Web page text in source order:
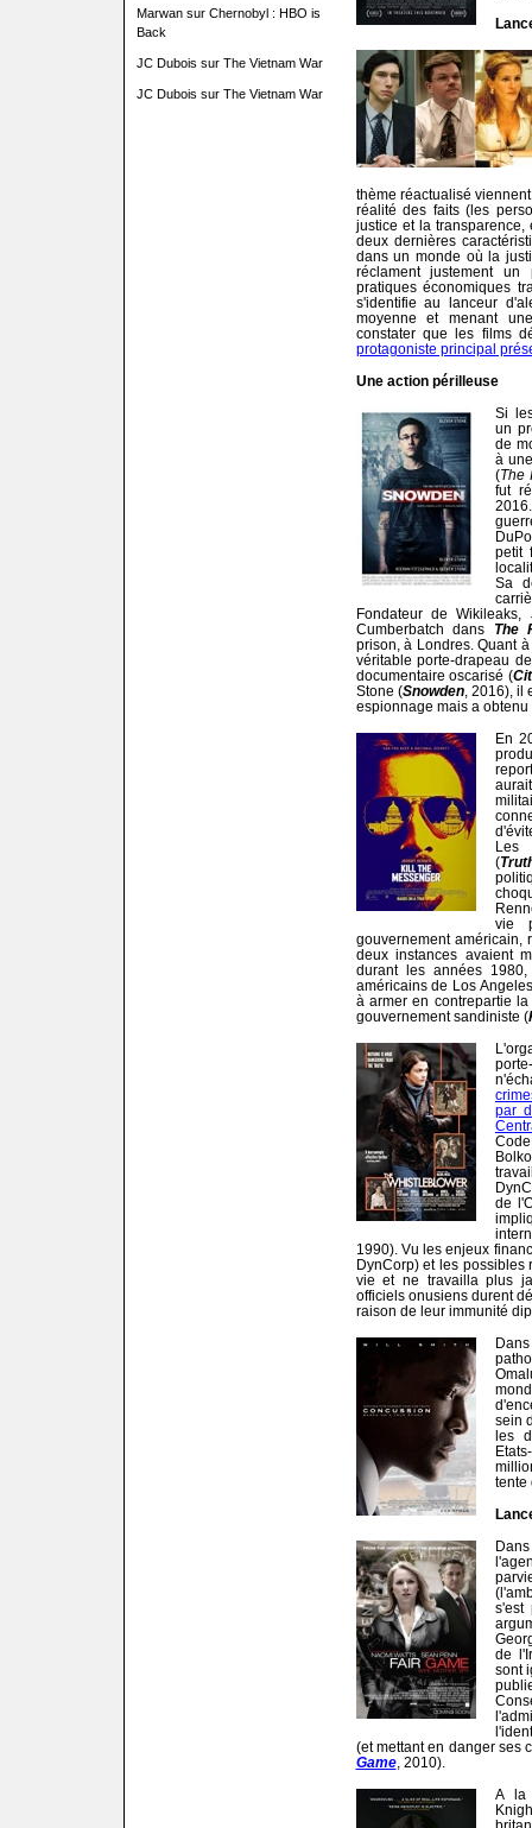
Marwansur Chernobyl : HBO is
Back
JC Dubois sur The Vietnam War
JC Dubois sur The Vietnam War
thème réactualisé
réalité des faits (les
justice et la
deux dernières
dans un monde où la
réclament justement un
pratiques économiques
s'identifie au lanceur
moyenne et menant
constater que les films
protagoniste principal
Une action périlleuse
Si
un
de
à
(The
fut
petit
Sa
Fondateur de
Cumberbatch dans
The
prison, à Londres. Quant
véritable porte-drapeau
documentaire oscarisé (
Stone (Snowden, 2016), il
espionnage mais a
En
Les
(
vie
gouvernement américain,
deux instances avaient
durant les années
américains de Los
à armer en contrepartie
gouvernement sandiniste (
par
de
1990). Vu les enjeux
DynCorp) et les
vie et ne travailla plus
officiels onusiens durent
raison de leur immunité
sein
les
tente
s'est
de
sont
(et mettant en danger ses
Game, 2010).
A la